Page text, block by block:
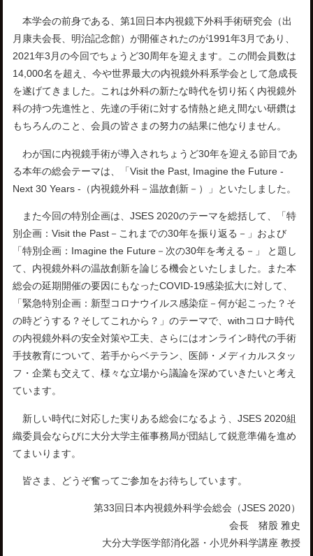
本学会の前身である、第1回日本内視鏡下外科手術研究会（出
月康夫会長、明治記念館）が開催されたのが1991年3月であり、
2021年3月の今回でちょうど30周年を迎えます。この間会員数は
14,000名を超え、今や世界最大の内視鏡外科系学会として急成長
を遂げてきました。これは外科の新たな時代を切り拓く内視鏡外
科の持つ先進性と、先達の手術に対する情熱と絶え間ない研鑽は
もちろんのこと、会員の皆さまの努力の結果に他なりません。
わが国に内視鏡手術が導入されちょうど30年を迎える節目であ
る本年の総会テーマは、「Visit the Past, Imagine the Future -
Next 30 Years -（内視鏡外科－温故創新－）」といたしました。
また今回の特別企画は、JSES 2020のテーマを総括して、「特
別企画：Visit the Past－これまでの30年を振り返る－」および
「特別企画：Imagine the Future－次の30年を考える－」 と題し
て、内視鏡外科の温故創新を論じる機会といたしました。また本
総会の延期開催の要因にもなったCOVID-19感染拡大に対して、
「緊急特別企画：新型コロナウイルス感染症－何が起こった？そ
の時どうする？そしてこれから？」のテーマで、withコロナ時代
の内視鏡外科の安全対策や工夫、さらにはオンライン時代の手術
手技教育について、若手からベテラン、医師・メディカルスタッ
フ・企業も交えて、様々な立場から議論を深めていきたいと考え
ています。
新しい時代に対応した実りある総会になるよう、JSES 2020組
織委員会ならびに大分大学主催事務局が団結して鋭意準備を進め
てまいります。
皆さま、どうぞ奮ってご参加をお待ちしています。
第33回日本内視鏡外科学会総会（JSES 2020）
会長 猪股 雅史
大分大学医学部消化器・小児外科学講座 教授